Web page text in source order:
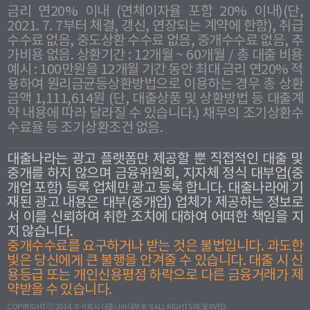
금리 연20% 이내 (연체이자율 포함 20% 이내)(단,
2021. 7. 7부터 체결, 갱신, 연장되는 계약에 한함), 취급
수수료 없음, 중도상환 수수료 없음, 중개수수료 없음, 추
가비용 없음. 상환기간 : 12개월 ~ 60개월 / 총 대출 비용
예시 : 100만원을 12개월 기간 동안 최대 금리 연20% 적
용하여 원리금균등상환방법으로 이용하는 경우 총 상환
금액 1,111,614원 (단, 대출상품 및 상환방법 등 대출계
약 내용에 따라 달라질 수 있습니다.) 채무의 조기상환수
수료율 등 조기상환조건 없음.
대출나라는 광고 플랫폼만 제공할 뿐 직접적인 대출 및
중개를 하지 않으며 금융위원회, 지자체 정식 대부업(중
개업 포함) 등록 업체만 광고 등록 합니다. 대출나라에 기
재된 광고 내용은 대부(중개업) 업체가 제공하는 정보로
서 이를 신뢰하여 취한 조치에 대하여 어떠한 책임을 지
지 않습니다.
중개수수료를 요구하거나 받는 것은 불법입니다. 과도한
빛은 당신에게 큰 불행을 안겨줄 수 있습니다. 대출 시 신
용등급 또는 개인신용평점 하락으로 다른 금융거래가 제
약받을 수 있습니다.
COPYRIGHT ⓒ 2014. 주식회사 대출나라대부중개 ALL RIGHTS RESERVED.